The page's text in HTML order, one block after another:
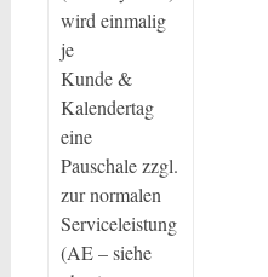
wird einmalig
je
Kunde &
Kalendertag
eine
Pauschale zzgl.
zur normalen
Serviceleistung
(AE – siehe